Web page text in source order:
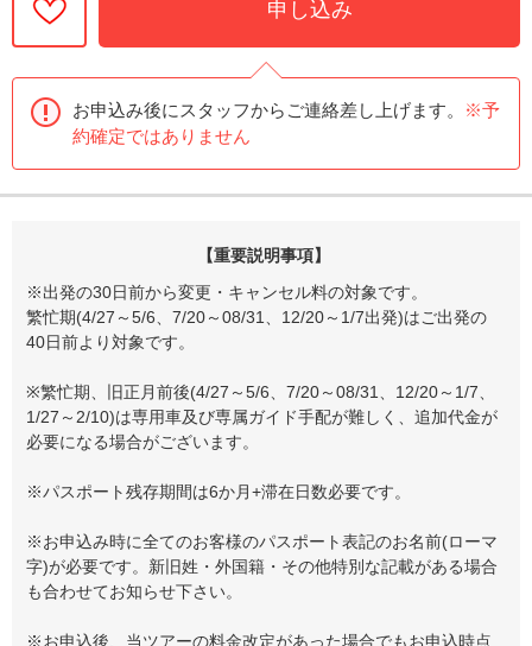
申し込み
お申込み後にスタッフからご連絡差し上げます。
※予
約確定ではありません
【重要説明事項】
※出発の30日前から変更・キャンセル料の対象です。
繁忙期(4/27～5/6、7/20～08/31、12/20～1/7出発)はご出発の
40日前より対象です。
※繁忙期、旧正月前後(4/27～5/6、7/20～08/31、12/20～1/7、
1/27～2/10)は専用車及び専属ガイド手配が難しく、追加代金が
必要になる場合がございます。
※パスポート残存期間は6か月+滞在日数必要です。
※お申込み時に全てのお客様のパスポート表記のお名前(ローマ
字)が必要です。新旧姓・外国籍・その他特別な記載がある場合
も合わせてお知らせ下さい。
※お申込後、当ツアーの料金改定があった場合でもお申込時点